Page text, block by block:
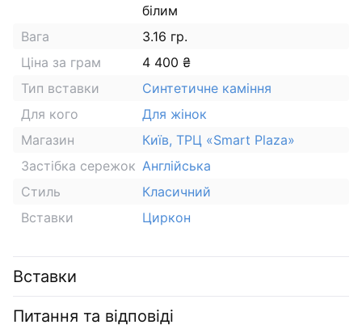
білим
Вага
3.16 гр.
Ціна за грам
4 400 ₴
Тип вставки
Синтетичне каміння
Для кого
Для жінок
Магазин
Київ, ТРЦ «Smart Plaza»
Застібка сережок Англійська
Стиль
Класичний
Вставки
Циркон
Вставки
Питання та відповіді